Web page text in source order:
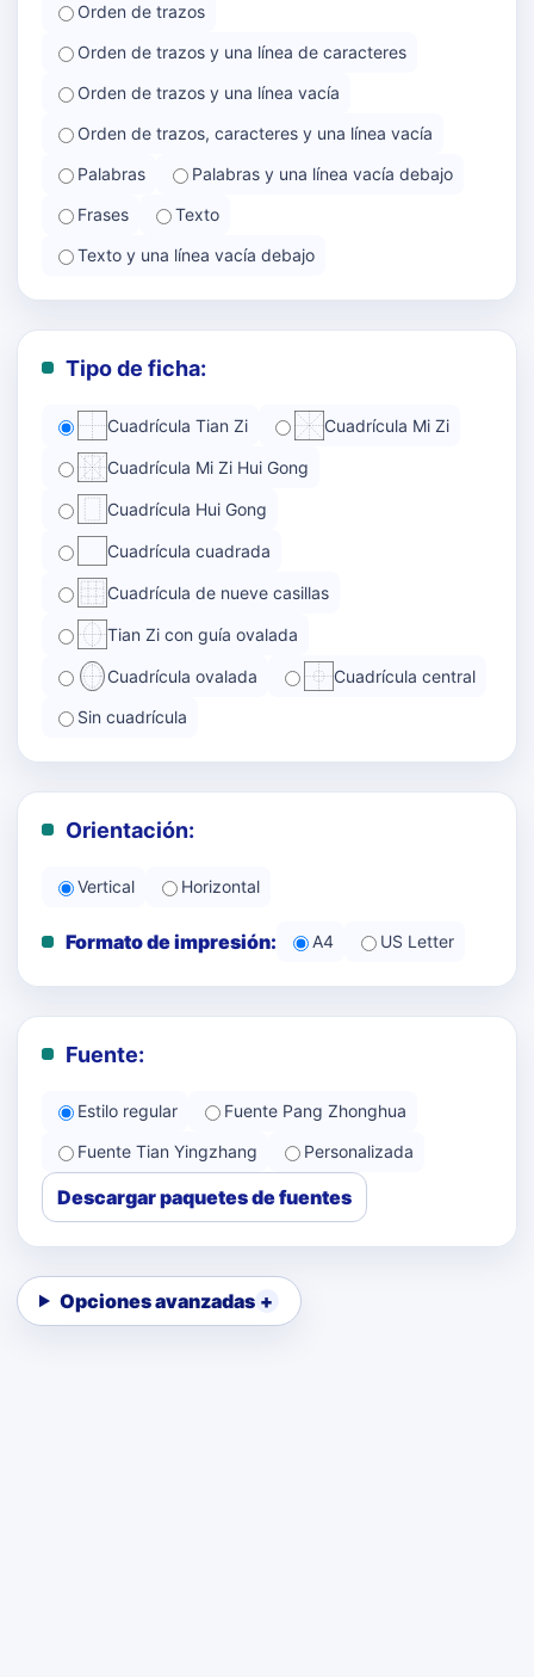
Orden de trazos
Orden de trazos y una línea de caracteres
Orden de trazos y una línea vacía
Orden de trazos, caracteres y una línea vacía
Palabras
Palabras y una línea vacía debajo
Frases
Texto
Texto y una línea vacía debajo
Tipo de ficha:
Cuadrícula Tian Zi Cuadrícula Mi Zi
Cuadrícula Mi Zi Hui Gong
Cuadrícula Hui Gong
Cuadrícula cuadrada
Cuadrícula de nueve casillas
Tian Zi con guía ovalada
Cuadrícula ovalada Cuadrícula central
Sin cuadrícula
Orientación:
Vertical Horizontal
Formato de impresión: A4 US Letter
Fuente:
Estilo regular
Fuente Pang Zhonghua
Fuente Tian Yingzhang
Personalizada
Descargar paquetes de fuentes
Opciones avanzadas